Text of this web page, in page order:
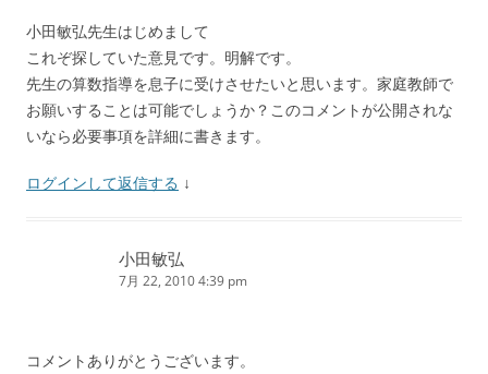
小田敏弘先生はじめまして
これぞ探していた意見です。明解です。
先生の算数指導を息子に受けさせたいと思います。家庭教師で
お願いすることは可能でしょうか？このコメントが公開されな
いなら必要事項を詳細に書きます。
ログインして返信する ↓
小田敏弘
7月 22, 2010 4:39 pm
コメントありがとうございます。